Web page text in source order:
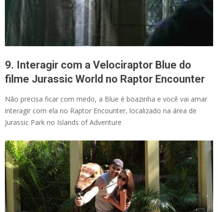
9. Interagir com a Velociraptor Blue do
filme Jurassic World no Raptor Encounter
Não precisa ficar com medo, a Blue é boazinha e você vai amar
interagir com ela no Raptor Encounter, localizado na área de
Jurassic Park no Islands of Adventure